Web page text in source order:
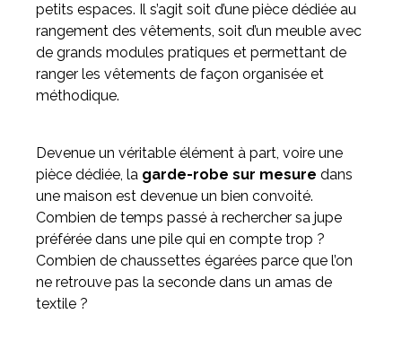
petits espaces. Il s’agit soit d’une pièce dédiée au
rangement des vêtements, soit d’un meuble avec
de grands modules pratiques et permettant de
ranger les vêtements de façon organisée et
méthodique.
Devenue un véritable élément à part, voire une
pièce dédiée, la garde-robe sur mesure dans
une maison est devenue un bien convoité.
Combien de temps passé à rechercher sa jupe
préférée dans une pile qui en compte trop ?
Combien de chaussettes égarées parce que l’on
ne retrouve pas la seconde dans un amas de
textile ?